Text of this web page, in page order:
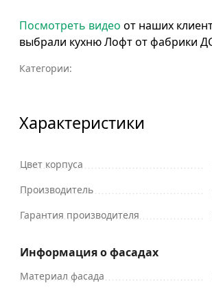
Посмотреть видео от наших
выбрали кухню Лофт от фабрики
Категории:
Характеристики
Цвет корпуса
Производитель
Гарантия производителя
Информация о фасадах
Материал фасада